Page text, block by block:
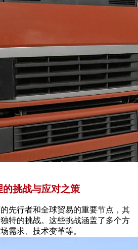
的挑战与应对之策
的先行者和全球贸易的重要节点，其
特的挑战。这些挑战涵盖了多个方
需求、技术变革等。